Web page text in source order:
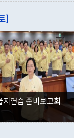
]
연습 준비보고회